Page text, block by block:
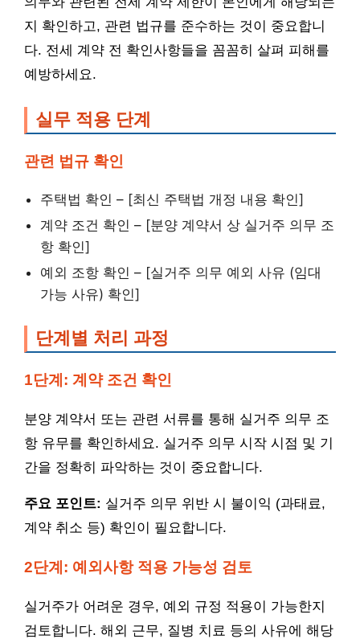
지 확인하고, 관련 법규를 준수하는 것이 중요합니
다. 전세 계약 전 확인사항들을 꼼꼼히 살펴 피해를
예방하세요.
실무 적용 단계
관련 법규 확인
주택법 확인 – [최신 주택법 개정 내용 확인]
계약 조건 확인 – [분양 계약서 상 실거주 의무 조
항 확인]
예외 조항 확인 – [실거주 의무 예외 사유 (임대
가능 사유) 확인]
단계별 처리 과정
1단계: 계약 조건 확인
분양 계약서 또는 관련 서류를 통해 실거주 의무 조
항 유무를 확인하세요. 실거주 의무 시작 시점 및 기
간을 정확히 파악하는 것이 중요합니다.
주요 포인트: 실거주 의무 위반 시 불이익 (과태료,
계약 취소 등) 확인이 필요합니다.
2단계: 예외사항 적용 가능성 검토
실거주가 어려운 경우, 예외 규정 적용이 가능한지
검토합니다. 해외 근무, 질병 치료 등의 사유에 해당